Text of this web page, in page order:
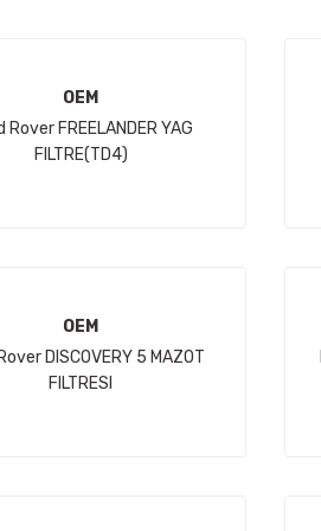
OEM
Rover FREELANDER YAG
FILTRE(TD4)
OEM
DISCOVERY 5 MAZOT
FILTRESI